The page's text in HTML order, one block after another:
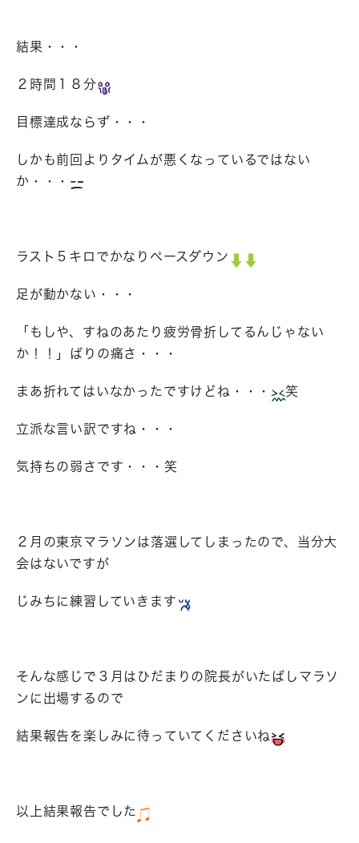
結果・・・
２時間１８分
目標達成ならず・・・
しかも前回よりタイムが悪くなっているではない
か・・・
ラスト５キロでかなりペースダウン
足が動かない・・・
「もしや、すねのあたり疲労骨折してるんじゃない
か！！」ばりの痛さ・・・
まあ折れてはいなかったですけどね・・・ 笑
立派な言い訳ですね・・・
気持ちの弱さです・・・笑
２月の東京マラソンは落選してしまったので、当分大
会はないですが
じみちに練習していきます
そんな感じで３月はひだまりの院長がいたばしマラソ
ンに出場するので
結果報告を楽しみに待っていてくださいね
以上結果報告でした